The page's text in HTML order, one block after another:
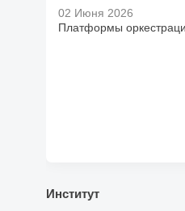
02 Июня 2026
Платформы
Институт